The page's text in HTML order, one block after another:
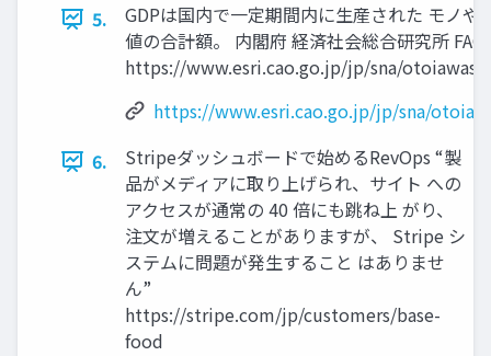
5.
GDPは国内で一定期間内に生産された モノや
値の合計額。 内閣府 経済社会総合研究所 FAQ
https://www.esri.cao.go.jp/jp/sna/
https://www.esri.cao.go.jp/jp/sna/
6.
Stripeダッシュボードで始めるRevOps “製
品がメディアに取り上げられ、サイト への
アクセスが通常の 40 倍にも跳ね上 がり、
注文が増えることがありますが、 Stripe シ
ステムに問題が発生すること はありませ
ん”
https://stripe.com/jp/customers/base-
food